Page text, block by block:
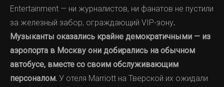
Entertainment — ни журналистов, ни фанатов не пустили
за железный забор, ограждающий VIP-зону.
Музыканты оказались крайне демократичными — из
аэропорта в Москву они добирались на обычном
автобусе, вместе со своим обслуживающим
персоналом. У отеля Marriott на Тверской их ожидали